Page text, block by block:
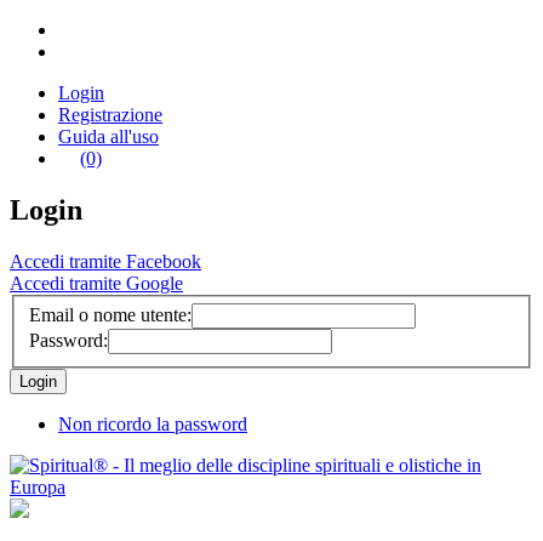
Login
Registrazione
Guida all'uso
(0)
Login
Accedi tramite Facebook
Accedi tramite Google
Email o nome utente:
Password:
Non ricordo la password